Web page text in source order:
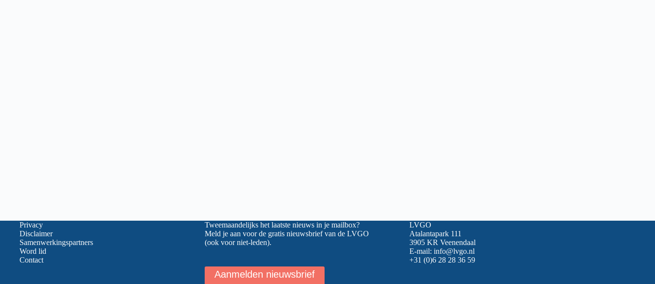
Privacy
Disclaimer
Samenwerkingspartners
Word lid
Contact
Tweemaandelijks het laatste nieuws in je mailbox?
Meld je aan voor de gratis nieuwsbrief van de LVGO
(ook voor niet-leden).
Aanmelden nieuwsbrief
LVGO
Atalantapark 111
3905 KR Veenendaal
E-mail: info@lvgo.nl
+31 (0)6 28 28 36 59